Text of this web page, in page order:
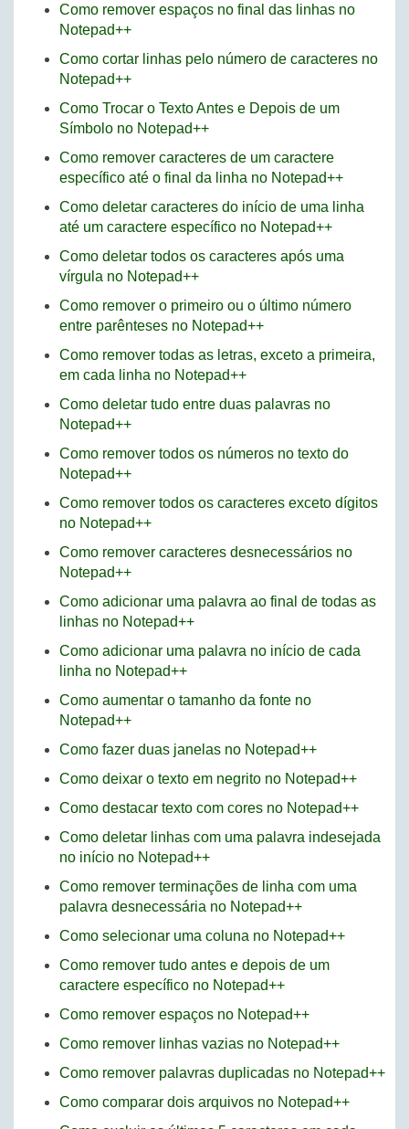
Como remover espaços no final das linhas no
Notepad++
Como cortar linhas pelo número de caracteres no
Notepad++
Como Trocar o Texto Antes e Depois de um
Símbolo no Notepad++
Como remover caracteres de um caractere
específico até o final da linha no Notepad++
Como deletar caracteres do início de uma linha
até um caractere específico no Notepad++
Como deletar todos os caracteres após uma
vírgula no Notepad++
Como remover o primeiro ou o último número
entre parênteses no Notepad++
Como remover todas as letras, exceto a primeira,
em cada linha no Notepad++
Como deletar tudo entre duas palavras no
Notepad++
Como remover todos os números no texto do
Notepad++
Como remover todos os caracteres exceto dígitos
no Notepad++
Como remover caracteres desnecessários no
Notepad++
Como adicionar uma palavra ao final de todas as
linhas no Notepad++
Como adicionar uma palavra no início de cada
linha no Notepad++
Como aumentar o tamanho da fonte no
Notepad++
Como fazer duas janelas no Notepad++
Como deixar o texto em negrito no Notepad++
Como destacar texto com cores no Notepad++
Como deletar linhas com uma palavra indesejada
no início no Notepad++
Como remover terminações de linha com uma
palavra desnecessária no Notepad++
Como selecionar uma coluna no Notepad++
Como remover tudo antes e depois de um
caractere específico no Notepad++
Como remover espaços no Notepad++
Como remover linhas vazias no Notepad++
Como remover palavras duplicadas no Notepad++
Como comparar dois arquivos no Notepad++